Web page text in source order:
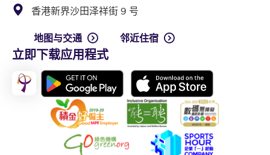
香港新界沙田泽祥街 9 号
地图与交通 邻近住宿
立即下载应用程式